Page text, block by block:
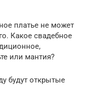
платье не может
Какое свадебное
или мантия?
будут открытые